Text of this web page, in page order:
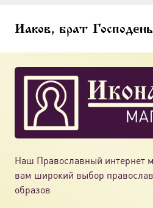
Иаков, брат
Наш Православный интернет
вам широкий выбор
образов